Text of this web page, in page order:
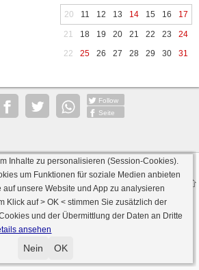
20 11 12 13 14 15 16 17
21 18 19 20 21 22 23
24
22
25 26 27 28 29 30 31
Follow
Seite
AGB
Impressum
6.241 · registrierte Spieler: 501.063 ·
Server: 142 (private Server:136)
Inhalte zu personalisieren (Session-Cookies).
um Funktionen für soziale Medien anbieten
unsere Website und App zu analysieren
Klick auf> OK < stimmen Sie zusätzlich der
und der Übermittlung der Daten an Dritte
ansehen
Nein OK